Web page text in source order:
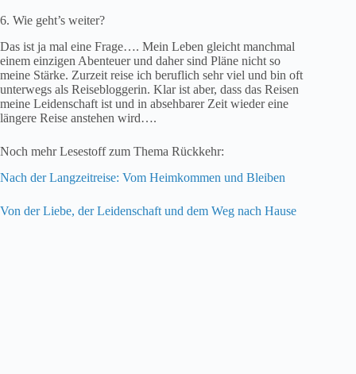
6. Wie geht’s weiter?
Das ist ja mal eine Frage…. Mein Leben gleicht manchmal
einem einzigen Abenteuer und daher sind Pläne nicht so
meine Stärke. Zurzeit reise ich beruflich sehr viel und bin oft
unterwegs als Reisebloggerin. Klar ist aber, dass das Reisen
meine Leidenschaft ist und in absehbarer Zeit wieder eine
längere Reise anstehen wird….
Noch mehr Lesestoff zum Thema Rückkehr:
Nach der Langzeitreise: Vom Heimkommen und Bleiben
Von der Liebe, der Leidenschaft und dem Weg nach Hause